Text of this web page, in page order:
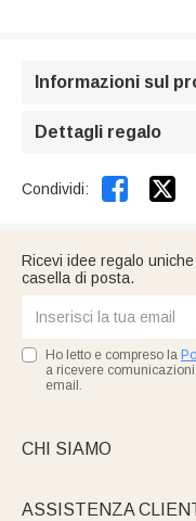
Informazioni sul
Dettagli regalo
Condividi: 
Ricevi idee regalo
casella di posta.
Ho letto e compreso la
a ricevere
email.
CHI SIAMO
ASSISTENZA